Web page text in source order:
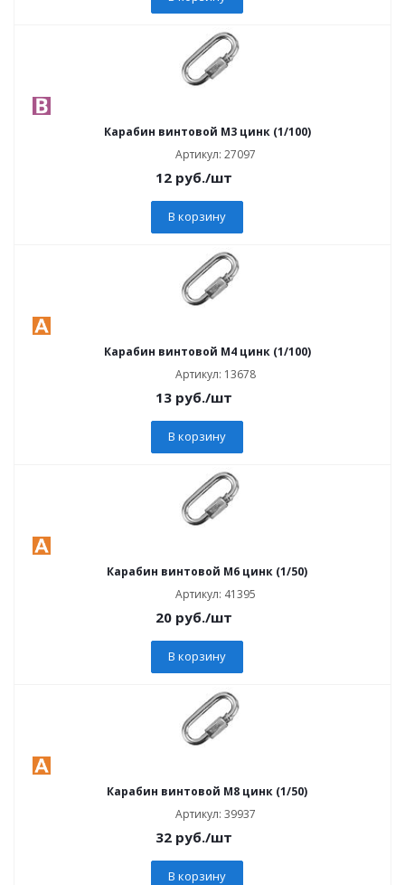
Карабин винтовой M3 цинк (1/100)
Артикул: 27097
12руб./шт
В корзину
Карабин винтовой M4 цинк (1/100)
Артикул: 13678
13руб./шт
В корзину
Карабин винтовой M6 цинк (1/50)
Артикул: 41395
20руб./шт
В корзину
Карабин винтовой M8 цинк (1/50)
Артикул: 39937
32руб./шт
В корзину